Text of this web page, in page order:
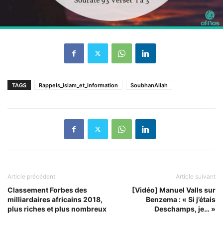
TAGS Rappels_islam_et_information SoubhanAllah
Article précédent
Classement Forbes des
milliardaires africains 2018,
plus riches et plus nombreux
Article suivant
[Vidéo] Manuel Valls sur
Benzema : « Si j’étais
Deschamps, je… »